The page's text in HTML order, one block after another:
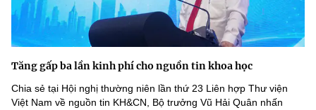
Tăng gấp ba lần kinh phí cho nguồn tin khoa học
Chia sẻ tại Hội nghị thường niên lần thứ 23 Liên hợp Thư viện
Việt Nam về nguồn tin KH&CN, Bộ trưởng Vũ Hải Quân nhấn